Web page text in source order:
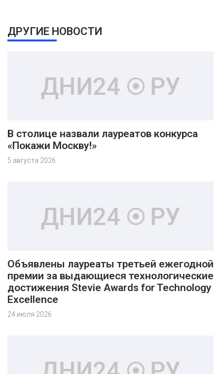
ДРУГИЕ НОВОСТИ
В столице назвали лауреатов конкурса
«Покажи Москву!»
5 августа 2026
Объявлены лауреаты третьей ежегодной
премии за выдающиеся технологические
достижения Stevie Awards for Technology
Excellence
24 июля 2026